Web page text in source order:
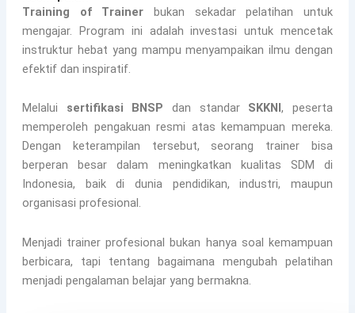
Training of Trainer bukan sekadar pelatihan untuk
mengajar. Program ini adalah investasi untuk mencetak
instruktur hebat yang mampu menyampaikan ilmu dengan
efektif dan inspiratif.
Melalui sertifikasi BNSP dan standar SKKNI, peserta
memperoleh pengakuan resmi atas kemampuan mereka.
Dengan keterampilan tersebut, seorang trainer bisa
berperan besar dalam meningkatkan kualitas SDM di
Indonesia, baik di dunia pendidikan, industri, maupun
organisasi profesional.
Menjadi trainer profesional bukan hanya soal kemampuan
berbicara, tapi tentang bagaimana mengubah pelatihan
menjadi pengalaman belajar yang bermakna.